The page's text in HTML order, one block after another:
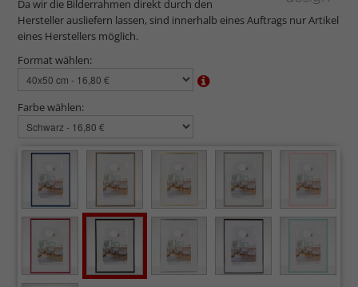
Da wir die Bilderrahmen direkt durch den
Hersteller ausliefern lassen, sind innerhalb eines Auftrags nur Artikel
eines Herstellers möglich.
Format wählen:
Farbe wählen: